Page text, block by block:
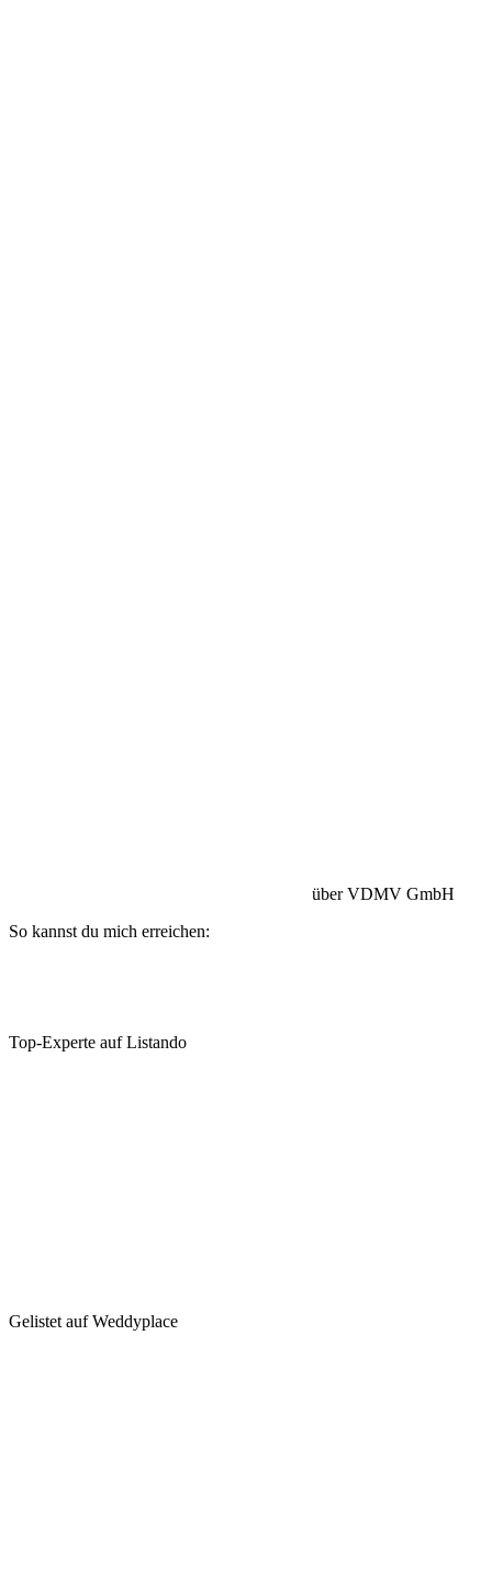
über VDMV GmbH
So kannst du mich erreichen:
Top-Experte auf Listando
Gelistet auf Weddyplace